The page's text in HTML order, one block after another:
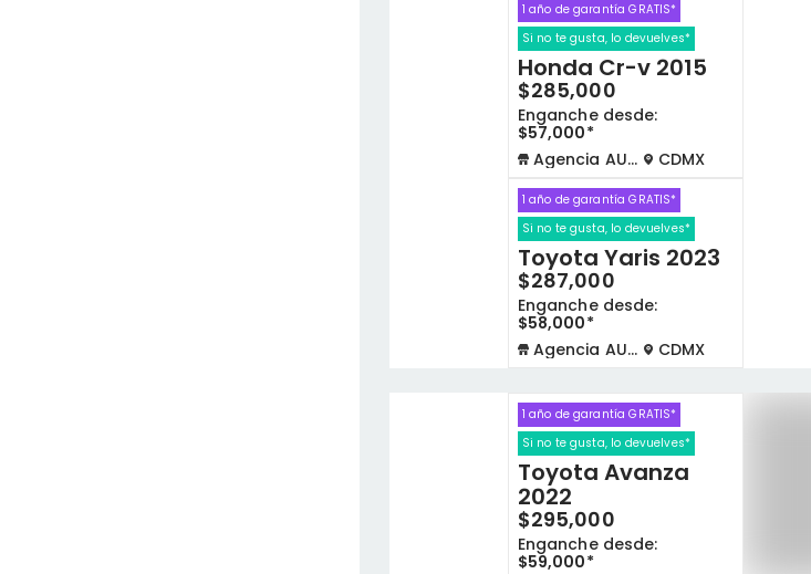
1 año de garantía GRATIS*
Si no te gusta, lo devuelves*
Honda Cr-v 2015
$285,000
Enganche desde:
$57,000*
Agencia AUTOCOM
CDMX
1 año de garantía GRATIS*
Si no te gusta, lo devuelves*
Toyota Yaris 2023
$287,000
Enganche desde:
$58,000*
Agencia AUTOCOM
CDMX
1 año de garantía GRATIS*
Si no te gusta, lo devuelves*
Toyota Avanza
2022
$295,000
Enganche desde:
$59,000*